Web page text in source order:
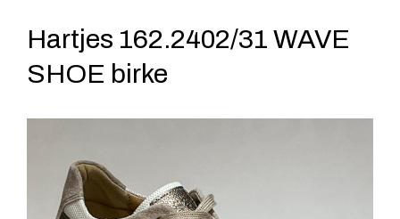
Hartjes 162.2402/31 WAVE
SHOE birke